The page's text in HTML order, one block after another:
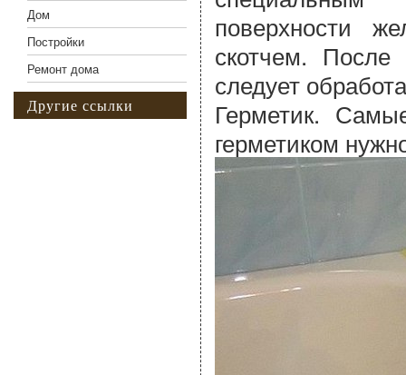
поверхности
скотчем. После
следует
Герметик.
герметиком
Дом
Постройки
Ремонт дома
Другие ссылки